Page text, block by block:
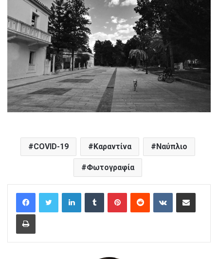
COVID-19 Καραντίνα Ναύπλιο
Φωτογραφία
LinkedInTumblr PinterestReddit VKontakteΜοίρασέ το με e-mail
Εκτύπωση